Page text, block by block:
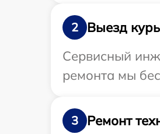
2
Выезд
Сервисный
ремонта мы
3
Ремонт